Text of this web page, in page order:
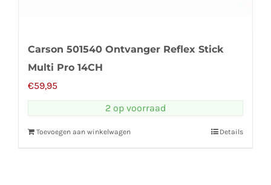
Carson 501540 Ontvanger Reflex Stick
Multi Pro 14CH
€59,95
2 op voorraad
Toevoegen aan winkelwagen Details